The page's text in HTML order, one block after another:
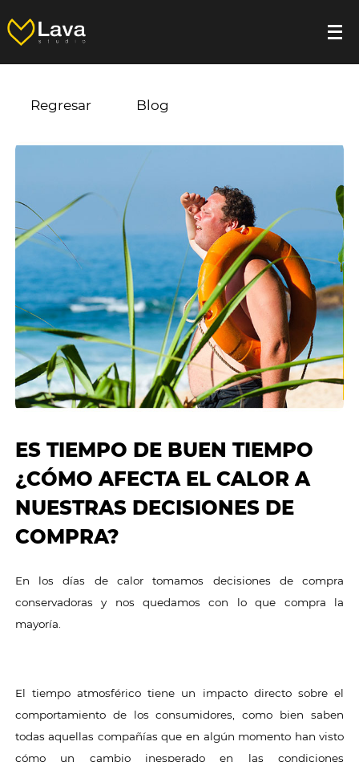
Regresar Blog
ES TIEMPO DE BUEN TIEMPO
¿CÓMO AFECTA EL CALOR A
NUESTRAS DECISIONES DE
COMPRA?
En los días de calor tomamos decisiones de compra
conservadoras y nos quedamos con lo que compra la
mayoría.
El tiempo atmosférico tiene un impacto directo sobre el
comportamiento de los consumidores, como bien saben
todas aquellas compañías que en algún momento han visto
cómo un cambio inesperado en las condiciones